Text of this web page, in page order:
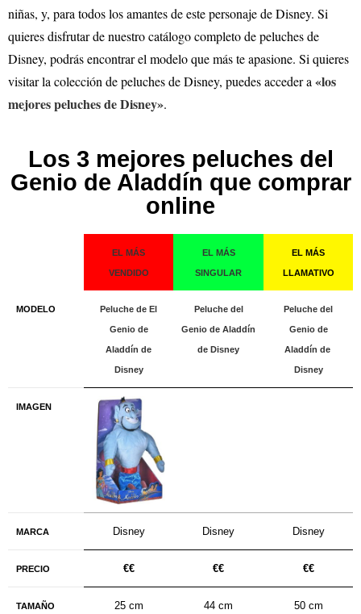
niñas, y, para todos los amantes de este personaje de Disney. Si
quieres disfrutar de nuestro catálogo completo de peluches de
Disney, podrás encontrar el modelo que más te apasione. Si quieres
visitar la colección de peluches de Disney, puedes acceder a «los
mejores peluches de Disney».
Los 3 mejores peluches del
Genio de Aladdín que comprar
online
EL MÁS
VENDIDO
EL MÁS
SINGULAR
EL MÁS
LLAMATIVO
MODELO Peluche de El
Genio de
Aladdín de
Disney
Peluche del
Genio de Aladdín
de Disney
Peluche del
Genio de
Aladdín de
Disney
IMAGEN
MARCA Disney Disney Disney
PRECIO €€ €€ €€
TAMAÑO 25 cm 44 cm 50 cm